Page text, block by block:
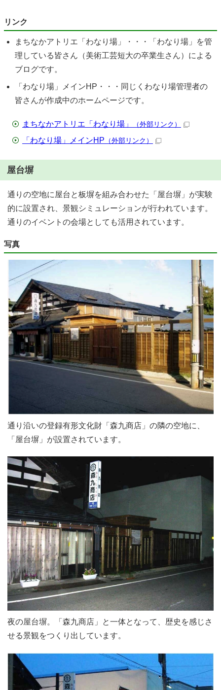
リンク
まちなかアトリエ「わなり場」・・・「わなり場」を管
理している皆さん（美術工芸短大の卒業生さん）による
ブログです。
「わなり場」メインHP・・・同じくわなり場管理者の
皆さんが作成中のホームページです。
まちなかアトリエ「わなり場」 （外部リンク）
「わなり場」メインHP （外部リンク）
屋台塀
通りの空地に屋台と板塀を組み合わせた「屋台塀」が実験
的に設置され、景観シミュレーションが行われています。
通りのイベントの会場としても活用されています。
写真
通り沿いの登録有形文化財「森九商店」の隣の空地に、
「屋台塀」が設置されています。
夜の屋台塀。「森九商店」と一体となって、歴史を感じさ
せる景観をつくり出しています。